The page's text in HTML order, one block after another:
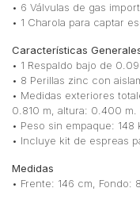
• 6 Válvulas de gas
• 1 Charola para captar
Características
• 1 Respaldo bajo de
• 8 Perillas zinc con
• Medidas exteriores
0.810 m, altura: 0.400 m.
• Peso sin empaque: 148
• Incluye kit de espreas
Medidas
• Frente: 146 cm, Fondo: